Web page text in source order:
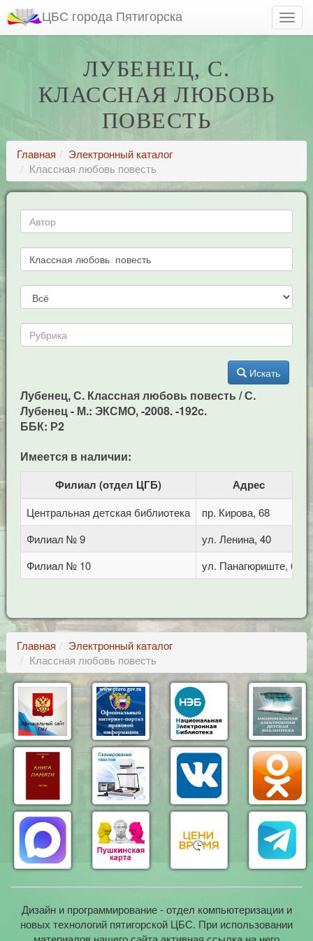
ЦБС города Пятигорска
ЛУБЕНЕЦ, С.
КЛАССНАЯ ЛЮБОВЬ
ПОВЕСТЬ
Главная
Электронный каталог
Классная любовь повесть
Искать
Лубенец, С. Классная любовь повесть / С.
Лубенец - М.: ЭКСМО, -2008. -192c.
ББК: Р2
Имеется в наличии:
Филиал (отдел ЦГБ) Адрес
Центральная детская библиотека
пр. Кирова, 68
Филиал № 9
ул. Ленина, 40
Филиал № 10
ул. Панагюриште, 6
Главная
Электронный каталог
Классная любовь повесть
Дизайн и программирование - отдел компьютеризации и
новых технологий пятигорской ЦБС. При использовании